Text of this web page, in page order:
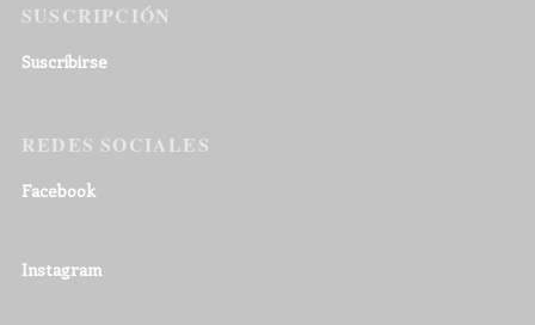
SUSCRIPCIÓN
Suscribirse
REDES SOCIALES
Facebook
Instagram